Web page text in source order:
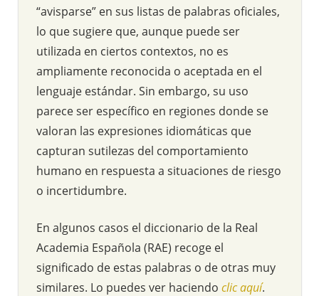
“avisparse” en sus listas de palabras oficiales,
lo que sugiere que, aunque puede ser
utilizada en ciertos contextos, no es
ampliamente reconocida o aceptada en el
lenguaje estándar. Sin embargo, su uso
parece ser específico en regiones donde se
valoran las expresiones idiomáticas que
capturan sutilezas del comportamiento
humano en respuesta a situaciones de riesgo
o incertidumbre.
En algunos casos el diccionario de la Real
Academia Española (RAE) recoge el
significado de estas palabras o de otras muy
similares. Lo puedes ver haciendo clic aquí.